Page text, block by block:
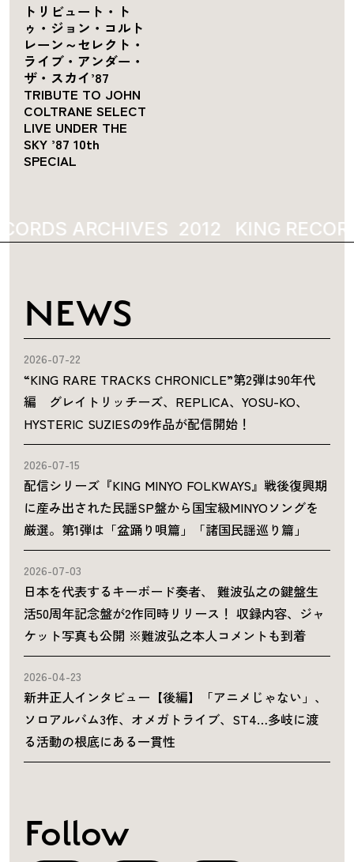
トリビュート・ト
ゥ・ジョン・コルト
レーン～セレクト・
ライブ・アンダー・
ザ・スカイ’87
TRIBUTE TO JOHN
COLTRANE SELECT
LIVE UNDER THE
SKY ’87 10th
SPECIAL
ARCHIVES 2012 KING
NEWS
2026-07-22
“KING RARE TRACKS CHRONICLE”第2弾は90年代
編 グレイトリッチーズ、REPLICA、YOSU-KO、
HYSTERIC SUZIESの9作品が配信開始！
2026-07-15
配信シリーズ『KING MINYO FOLKWAYS』戦後復興期
に産み出された民謡SP盤から国宝級MINYOソングを
厳選。第1弾は「盆踊り唄篇」「諸国民謡巡り篇」
2026-07-03
日本を代表するキーボード奏者、 難波弘之の鍵盤生
活50周年記念盤が2作同時リリース！ 収録内容、ジャ
ケット写真も公開 ※難波弘之本人コメントも到着
2026-04-23
新井正人インタビュー【後編】「アニメじゃない」、
ソロアルバム3作、オメガトライブ、ST4…多岐に渡
る活動の根底にある一貫性
Follow